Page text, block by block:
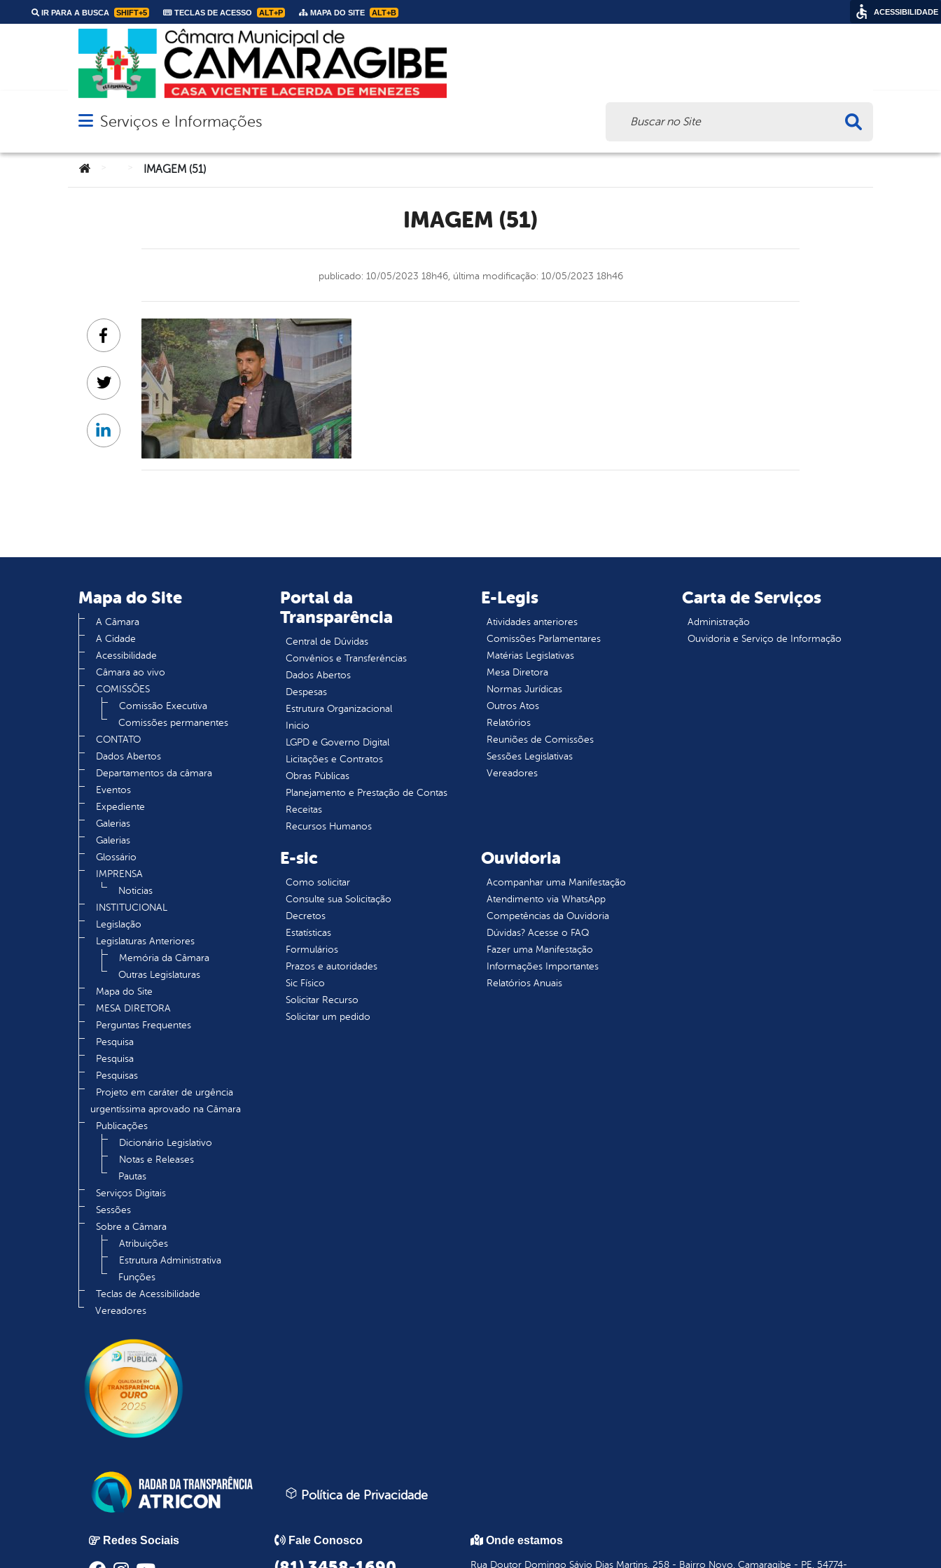
IR PARA A BUSCA SHIFT+5 TECLAS DE ACESSO ALT+P MAPA DO SITE ALT+B
Abrir menu principal de navegação
Serviços e Informações
Você está aqui:IMAGEM (51)
IMAGEM (51)
publicado: 10/05/2023 18h46, última modificação: 10/05/2023 18h46
Facebook
Twitter
Linkedin
Mapa do Site
A Câmara
A Cidade
Acessibilidade
Câmara ao vivo
COMISSÕES
Comissão Executiva
Comissões permanentes
CONTATO
Dados Abertos
Departamentos da câmara
Eventos
Expediente
Galerias
Galerias
Glossário
IMPRENSA
Noticias
INSTITUCIONAL
Legislação
Legislaturas Anteriores
Memória da Câmara
Outras Legislaturas
Mapa do Site
MESA DIRETORA
Perguntas Frequentes
Pesquisa
Pesquisa
Pesquisas
Projeto em caráter de urgência
urgentíssima aprovado na Câmara
Publicações
Dicionário Legislativo
Notas e Releases
Pautas
Serviços Digitais
Sessões
Sobre a Câmara
Atribuições
Estrutura Administrativa
Funções
Teclas de Acessibilidade
Vereadores
Portal da
Transparência
Central de Dúvidas
Convênios e Transferências
Dados Abertos
Despesas
Estrutura Organizacional
Inicio
LGPD e Governo Digital
Licitações e Contratos
Obras Públicas
Planejamento e Prestação de Contas
Receitas
Recursos Humanos
E-Legis
Atividades anteriores
Comissões Parlamentares
Matérias Legislativas
Mesa Diretora
Normas Jurídicas
Outros Atos
Relatórios
Reuniões de Comissões
Sessões Legislativas
Vereadores
Carta de Serviços
Administração
Ouvidoria e Serviço de Informação
E-sic
Como solicitar
Consulte sua Solicitação
Decretos
Estatísticas
Formulários
Prazos e autoridades
Sic Físico
Solicitar Recurso
Solicitar um pedido
Ouvidoria
Acompanhar uma Manifestação
Atendimento via WhatsApp
Competências da Ouvidoria
Dúvidas? Acesse o FAQ
Fazer uma Manifestação
Informações Importantes
Relatórios Anuais
Política de Privacidade
Redes Sociais Fale Conosco Onde estamos
Rua Doutor Domingo Sávio Dias Martins, 258 - Bairro Novo, Camaragibe - PE, 54774-
ACESSIBILIDADE